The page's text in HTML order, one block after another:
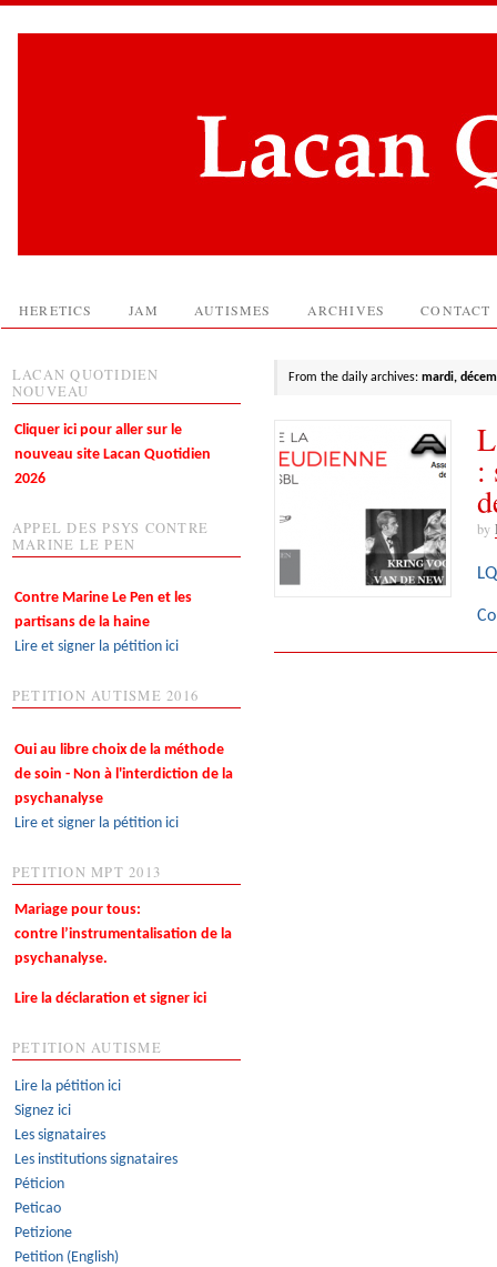
HERETICS JAM AUTISMES ARCHIVES CONTACT
From the daily archives: mardi,
:
by
LACAN QUOTIDIEN
NOUVEAU
Cliquer ici pour aller sur le
nouveau site Lacan Quotidien
2026
APPEL DES PSYS CONTRE
MARINE LE PEN
Contre Marine Le Pen et les
partisans de la haine
Lire et signer la pétition ici
PETITION AUTISME 2016
Oui au libre choix de la méthode
de soin - Non à l'interdiction de la
psychanalyse
Lire et signer la pétition ici
PETITION MPT 2013
Mariage pour tous:
contre l’instrumentalisation de la
psychanalyse.
Lire la déclaration et signer ici
PETITION AUTISME
Lire la pétition ici
Signez ici
Les signataires
Les institutions signataires
Péticion
Peticao
Petizione
Petition (English)